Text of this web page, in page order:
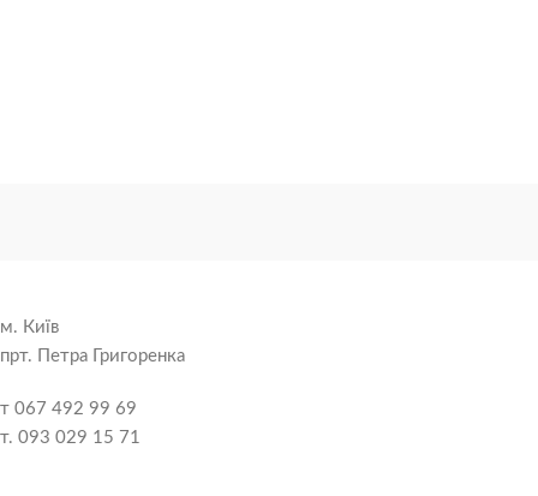
м. Київ
прт. Петра Григоренка
т 067 492 99 69
т. 093 029 15 71